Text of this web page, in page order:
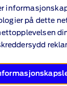
på dette